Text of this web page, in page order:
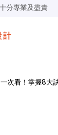
完工都有達到所求
，施工團隊專業
配合，效果非常
最快2小時核貸
次看！掌握8大